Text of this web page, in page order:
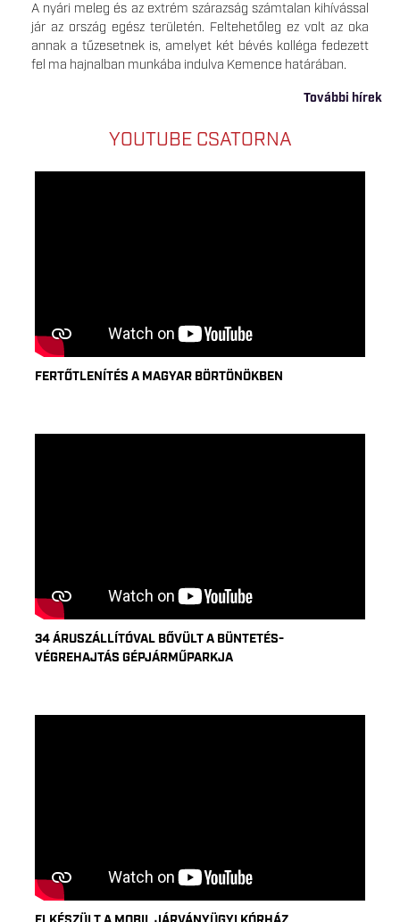
A nyári meleg és az extrém szárazság számtalan kihívással
jár az ország egész területén. Feltehetőleg ez volt az oka
annak a tűzesetnek is, amelyet két bévés kolléga fedezett
fel ma hajnalban munkába indulva Kemence határában.
További hírek
YOUTUBE CSATORNA
FERTŐTLENÍTÉS A MAGYAR BÖRTÖNÖKBEN
34 ÁRUSZÁLLÍTÓVAL BŐVÜLT A BÜNTETÉS-
VÉGREHAJTÁS GÉPJÁRMŰPARKJA